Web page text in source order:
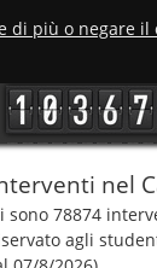
di più o negare il
nel
sono 78874
agli